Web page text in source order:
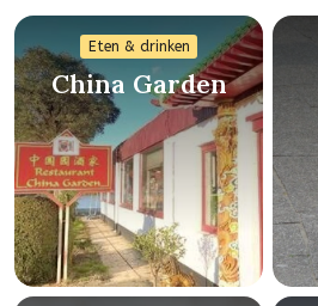
Eten & drinken
China Garden